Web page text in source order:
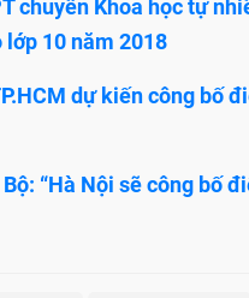
chuyên Khoa học tự
10 năm 2018
dự kiến công bố
“Hà Nội sẽ công bố